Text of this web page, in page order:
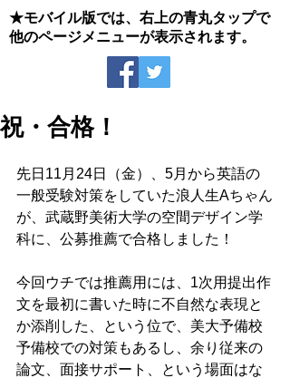
★モバイル版では、右上の青丸タップで
他のページメニューが表示されます。
祝・合格！
先日11月24日（金）、5月から英語の
一般受験対策をしていた浪人生Aちゃん
が、武蔵野美術大学の空間デザイン学
科に、公募推薦で合格しました！
今回ウチでは推薦用には、1次用提出作
文を最初に書いた時に不自然な表現と
か添削した、という位で、美大予備校
予備校での対策もあるし、余り従来の
論文、面接サポート、という場面はな